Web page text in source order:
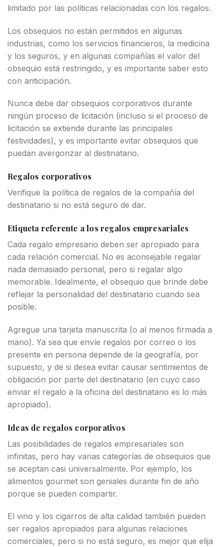
limitado por las políticas relacionadas con los regalos.
Los obsequios no están permitidos en algunas
industrias, como los servicios financieros, la medicina
y los seguros, y en algunas compañías el valor del
obsequio está restringido, y es importante saber esto
con anticipación.
Nunca debe dar obsequios corporativos durante
ningún proceso de licitación (incluso si el proceso de
licitación se extiende durante las principales
festividades), y es importante evitar obsequios que
puedan avergonzar al destinatario.
Regalos corporativos
Verifique la política de regalos de la compañía del
destinatario si no está seguro de dar.
Etiqueta referente a los regalos empresariales
Cada regalo empresario deben ser apropiado para
cada relación comercial. No es aconsejable regalar
nada demasiado personal, pero si regalar algo
memorable. Idealmente, el obsequio que brinde debe
reflejar la personalidad del destinatario cuando sea
posible.
Agregue una tarjeta manuscrita (o al menos firmada a
mano). Ya sea que envíe regalos por correo o los
presente en persona depende de la geografía, por
supuesto, y de si desea evitar causar sentimientos de
obligación por parte del destinatario (en cuyo caso
enviar el regalo a la oficina del destinatario es lo más
apropiado).
Ideas de regalos corporativos
Las posibilidades de regalos empresariales son
infinitas, pero hay varias categorías de obsequios que
se aceptan casi universalmente. Por ejemplo, los
alimentos gourmet son geniales durante fin de año
porque se pueden compartir.
El vino y los cigarros de alta calidad también pueden
ser regalos apropiados para algunas relaciones
comerciales, pero si no está seguro, es mejor que elija